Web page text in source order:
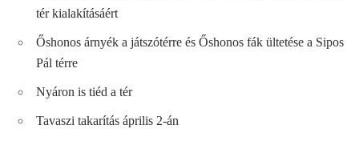
tér kialakításáért
Őshonos árnyék a játszótérre és Őshonos fák ültetése a Sipos
Pál térre
Nyáron is tiéd a tér
Tavaszi takarítás április 2-án